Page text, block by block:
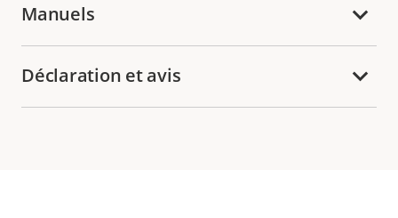
Manuels
Déclaration et avis